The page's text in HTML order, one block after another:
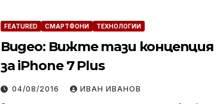
FEATURED СМАРТФОНИ ТЕХНОЛОГИИ
Видео: Вижте тази концепция
за iPhone 7 Plus
04/08/2016 ИВАН ИВАНОВ